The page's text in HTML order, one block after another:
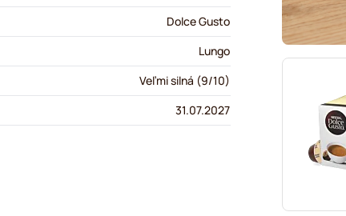
Dolce Gusto
Lungo
Veľmi silná (9/10)
31.07.2027